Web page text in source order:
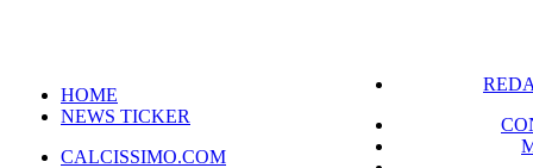
HOME
NEWS TICKER
CALCISSIMO.COM